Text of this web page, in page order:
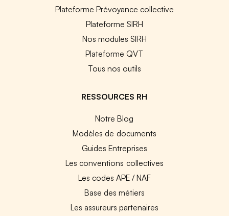
Plateforme Prévoyance collective
Plateforme SIRH
Nos modules SIRH
Plateforme QVT
Tous nos outils
RESSOURCES RH
Notre Blog
Modèles de documents
Guides Entreprises
Les conventions collectives
Les codes APE / NAF
Base des métiers
Les assureurs partenaires